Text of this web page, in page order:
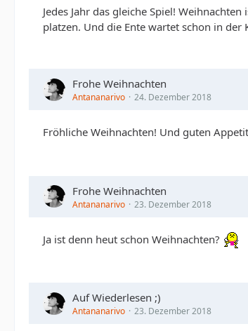
Jedes Jahr das gleiche Spiel!
platzen. Und die Ente wartet schon in der
Frohe Weihnachten
Antananarivo 24. Dezember 2018
Fröhliche Weihnachten! Und guten Appetit
Frohe Weihnachten
Antananarivo 23. Dezember 2018
Ja ist denn heut schon Weihnachten?
Auf Wiederlesen ;)
Antananarivo 23. Dezember 2018